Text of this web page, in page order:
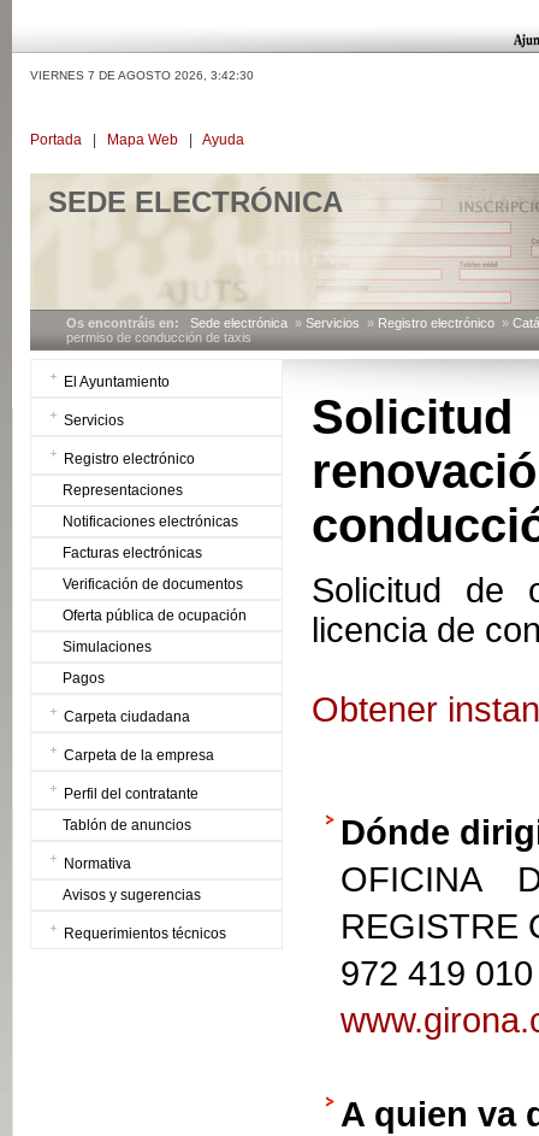
VIERNES 7 DE AGOSTO 2026, 3:42:31
Portada Mapa Web Ayuda
SEDE ELECTRÓNICA
Os encontráis en: Sede electrónica » Servicios » Registro electrónico »
permiso de conducción de taxis
El Ayuntamiento
Servicios
Registro electrónico
Representaciones
Notificaciones electrónicas
Facturas electrónicas
Verificación de documentos
Oferta pública de ocupación
Simulaciones
Pagos
Carpeta ciudadana
Carpeta de la empresa
Perfil del contratante
Tablón de anuncios
Normativa
Avisos y sugerencias
Requerimientos técnicos
Solicitud de
licencia de
Obtener
Dónde
OFICINA
REGISTRE
972 419 010
A quien va